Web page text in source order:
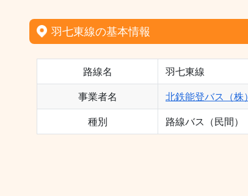
羽七東線の基本情報
路線名 羽七東線
事業者名 北鉄能登バス（株）
種別 路線バス（民間）